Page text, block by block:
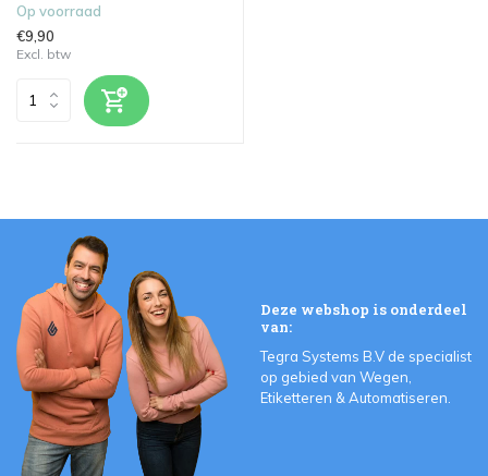
Op voorraad
€9,90
Excl. btw
Deze webshop is onderdeel
van:
Tegra Systems B.V de specialist
op gebied van Wegen,
Etiketteren & Automatiseren.